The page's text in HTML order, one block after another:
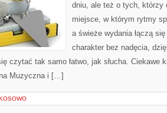
dniu, ale też o tych, którzy
miejsce, w którym rytmy
a świeże wydania łączą
charakter bez nadęcia,
czytać tak samo łatwo, jak słucha. Ciekawe
Muzyczna i […]